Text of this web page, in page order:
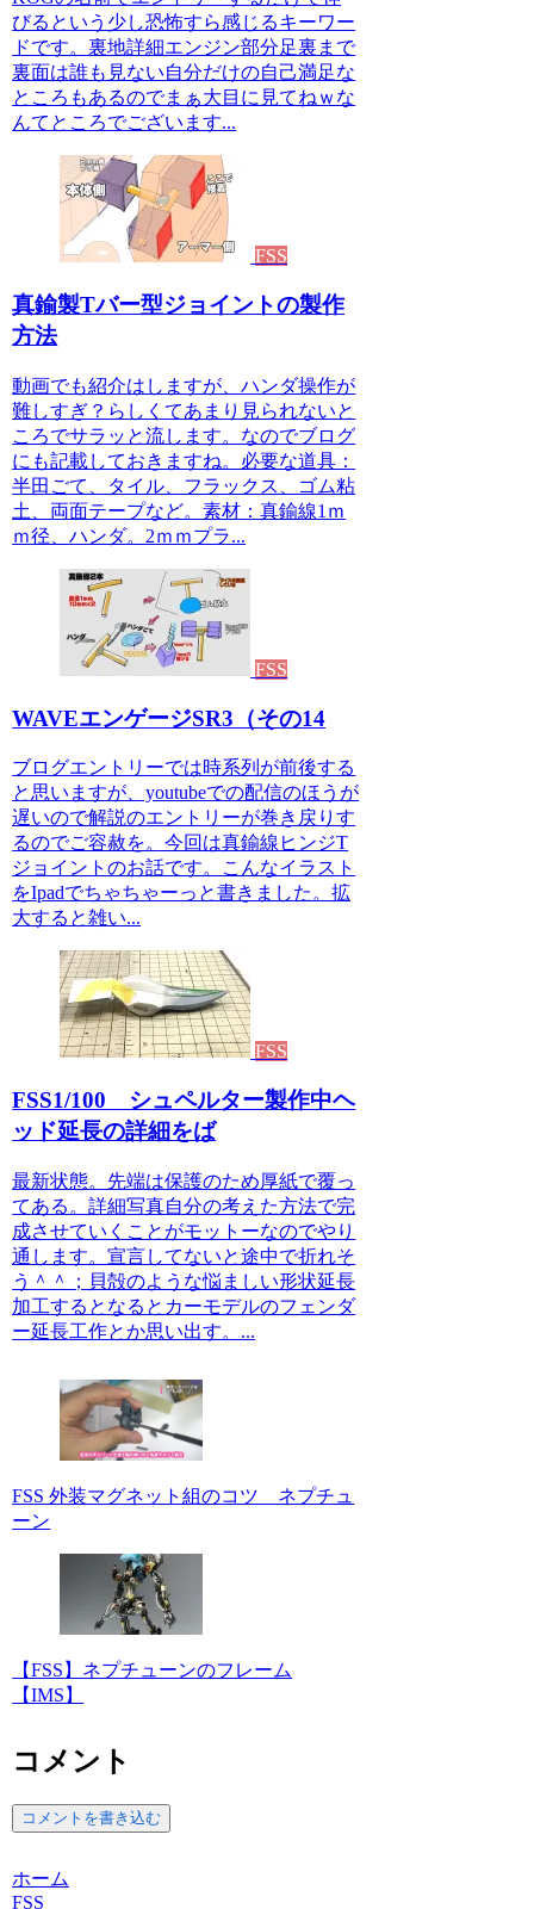
びるという少し恐怖すら感じるキーワー
ドです。裏地詳細エンジン部分足裏まで
裏面は誰も見ない自分だけの自己満足な
ところもあるのでまぁ大目に見てねｗな
んてところでございます...
FSS
真鍮製Tバー型ジョイントの製作
方法
動画でも紹介はしますが、ハンダ操作が
難しすぎ？らしくてあまり見られないと
ころでサラッと流します。なのでブログ
にも記載しておきますね。必要な道具：
半田ごて、タイル、フラックス、ゴム粘
土、両面テープなど。素材：真鍮線1ｍ
ｍ径、ハンダ。2ｍｍプラ...
FSS
WAVEエンゲージSR3（その14
ブログエントリーでは時系列が前後する
と思いますが、youtubeでの配信のほうが
遅いので解説のエントリーが巻き戻りす
るのでご容赦を。今回は真鍮線ヒンジT
ジョイントのお話です。こんなイラスト
をIpadでちゃちゃーっと書きました。拡
大すると雑い...
FSS
FSS1/100 シュペルター製作中ヘ
ッド延長の詳細をば
最新状態。先端は保護のため厚紙で覆っ
てある。詳細写真自分の考えた方法で完
成させていくことがモットーなのでやり
通します。宣言してないと途中で折れそ
う＾＾；貝殻のような悩ましい形状延長
加工するとなるとカーモデルのフェンダ
ー延長工作とか思い出す。...
FSS 外装マグネット組のコツ ネプチュ
ーン
【FSS】ネプチューンのフレーム
【IMS】
コメント
コメントを書き込む
ホーム
FSS